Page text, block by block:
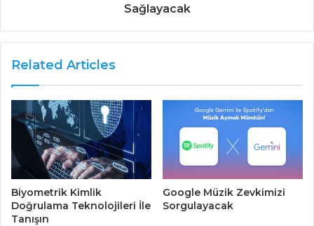
Sağlayacak
Related Articles
Biyometrik Kimlik
Doğrulama Teknolojileri İle
Tanışın
Google Müzik Zevkimizi
Sorgulayacak